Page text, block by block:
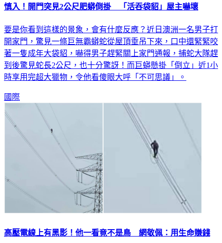
慎入！開門突見2公尺肥蟒倒掛 「活吞袋貂」屋主嚇壞
要是你看到這樣的景象，會有什麼反應？近日澳洲一名男子打
開家門，驚見一條巨無霸蟒蛇從屋頂垂吊下來，口中還緊緊咬
著一隻成年大袋貂，嚇得男子趕緊關上家門通報，捕蛇大隊趕
到後驚見蛇長2公尺，也十分驚訝！而巨蟒懸掛「倒立」近1小
時享用完超大獵物，令他看傻眼大呼「不可思議」。
國際
高壓電線上有黑影！他一看竟不是鳥 網敬佩：用生命賺錢